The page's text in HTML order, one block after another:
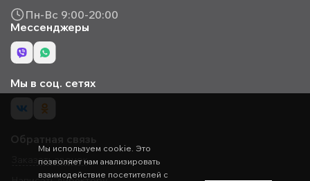
Пн-Вс 9:00-20:00
Мессенджеры
Мы в соц. сетях
Обратная связь
Заказать звонок
Мы используем cookie. Это
позволяет нам анализировать
взаимодействие посетителей с